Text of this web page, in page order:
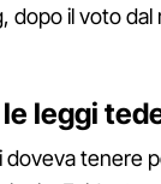
dopo il voto
leggi
doveva tenere